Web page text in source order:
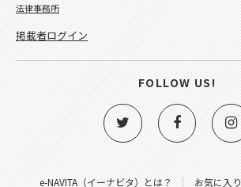
e-NAVITA（イーナビタ）とは？ お気に入り
法律事務所
掲載者ログイン
FOLLOW US!